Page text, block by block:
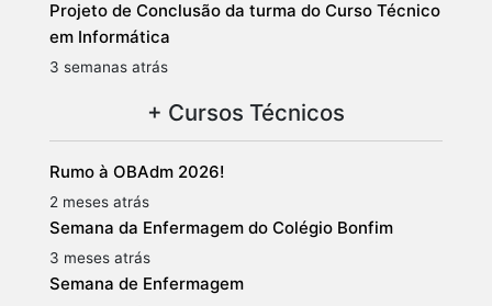
Projeto de Conclusão da turma do Curso Técnico
em Informática
3 semanas atrás
+ Cursos Técnicos
Rumo à OBAdm 2026!
2 meses atrás
Semana da Enfermagem do Colégio Bonfim
3 meses atrás
Semana de Enfermagem